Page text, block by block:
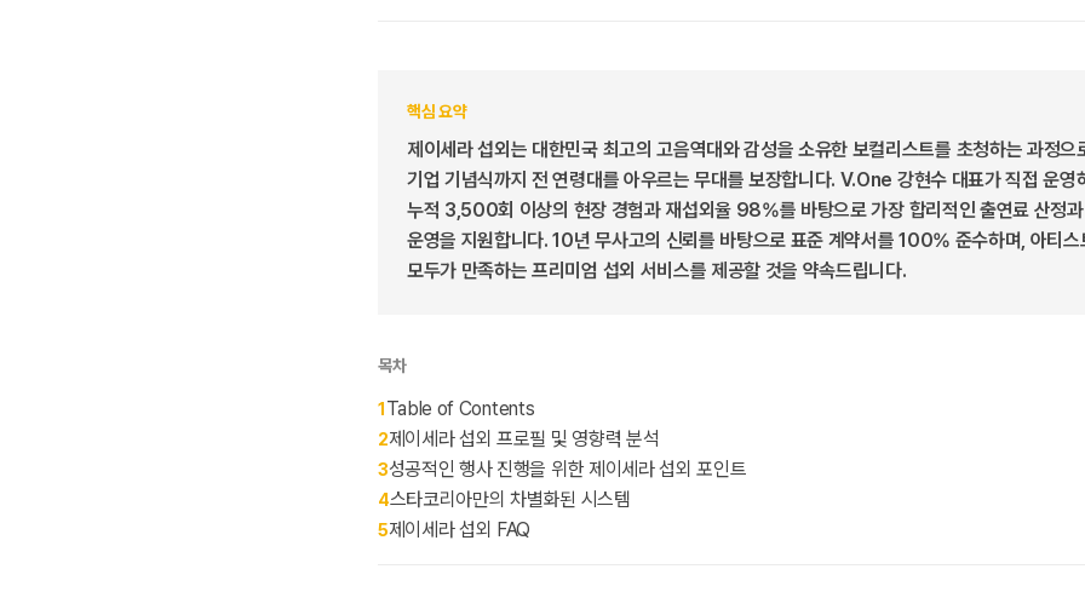
핵심 요약
제이세라 섭외는 대한민국 최고의 고음역대와 감성을 소유한 보컬리스트를 초청하는 과정으
기업 기념식까지 전 연령대를 아우르는 무대를 보장합니다. V.One 강현수 대표가 직접 운영
누적 3,500회 이상의 현장 경험과 재섭외율 98%를 바탕으로 가장 합리적인 출연료 산정
운영을 지원합니다. 10년 무사고의 신뢰를 바탕으로 표준 계약서를 100% 준수하며, 아티스
모두가 만족하는 프리미엄 섭외 서비스를 제공할 것을 약속드립니다.
목차
1 Table of Contents
2제이세라 섭외 프로필 및 영향력 분석
3성공적인 행사 진행을 위한 제이세라 섭외 포인트
4스타코리아만의 차별화된 시스템
5제이세라 섭외 FAQ